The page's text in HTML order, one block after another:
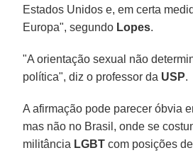
Estados Unidos e, em certa
Europa", segundo Lopes.
"A orientação sexual não
política", diz o professor da USP.
A afirmação pode parecer óbvia
mas não no Brasil, onde se
militância LGBT com posições